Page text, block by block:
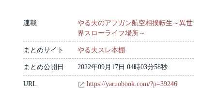
連載
やる夫のアフガン航空相撲転生～異世
界スローライフ場所～
まとめサイト やる夫スレ本棚
まとめ公開日 2022年09月17日 04時03分58秒
URL https://yaruobook.com/?p=39246